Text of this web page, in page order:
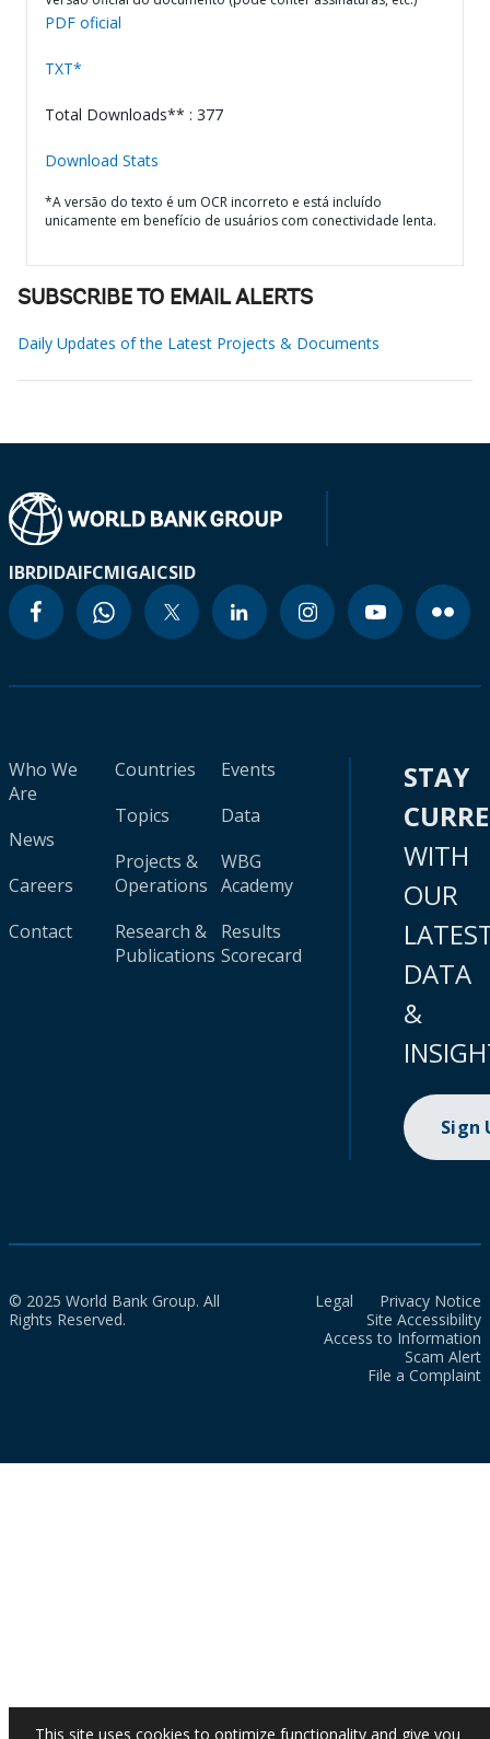
PDF oficial
TXT*
Total Downloads** : 377
Download Stats
*A versão do texto é um OCR incorreto e está incluído
unicamente em benefício de usuários com conectividade lenta.
SUBSCRIBE TO EMAIL ALERTS
Daily Updates of the Latest Projects & Documents
IBRDIDAIFCMIGAICSID
Who We
Are
News
Careers
Contact
Countries
Topics
Projects &
Operations
Research &
Publications
Events
Data
WBG
Academy
Results
Scorecard
STAY
WITH
OUR
DATA
&
Sign
© 2025 World Bank Group. All
Rights Reserved.
Legal
Privacy Notice
Site Accessibility
Access to Information
Scam Alert
File a Complaint
This site uses cookies to optimize functionality and give you